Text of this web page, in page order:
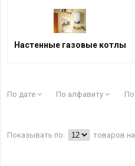
Настенные газовые котлы
По дате По алфавиту По
Показывать по: товаров